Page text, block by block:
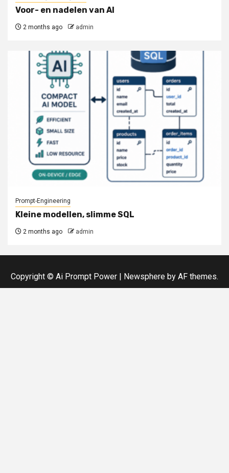
Voor- en nadelen van AI
2 months ago admin
Prompt-Engineering
Kleine modellen, slimme SQL
2 months ago admin
Copyright © Ai Prompt Power | Newsphere by AF themes.